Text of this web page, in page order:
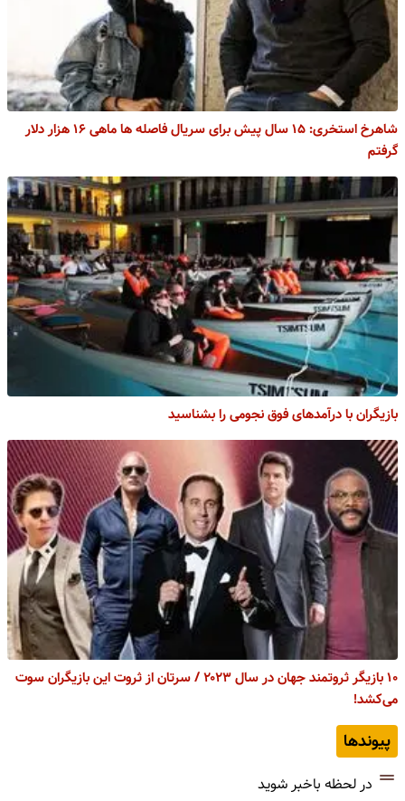
شاهرخ استخری: ۱۵ سال پیش برای سریال فاصله ها ماهی ۱۶ هزار دلار
گرفتم
بازیگران با درآمدهای فوق نجومی را بشناسید
۱۰ بازیگر ثروتمند جهان در سال ۲۰۲۳ / سرتان از ثروت این بازیگران سوت
می‌کشد!
پیوندها
در لحظه باخبر شوید